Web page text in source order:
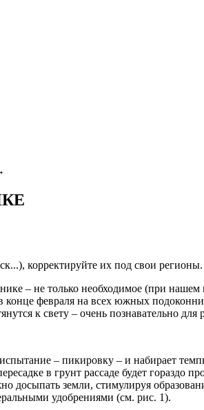
корректируйте их под свои регионы.
– не только необходимое (при
февраля на всех южных
к свету – очень познавательно для
– пикировку – и набирает
в грунт рассаде будет гораздо
досыпать земли, стимулируя
удобрениями (см. рис. 1).